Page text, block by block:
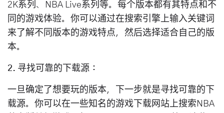
2K系列、NBA Live系列等。每个版本都有其特点和不
同的游戏体验。你可以通过在搜索引擎上输入关键词
来了解不同版本的游戏特点，然后选择适合自己的版
本。
2. 寻找可靠的下载源：
一旦确定了想要玩的版本，下一步就是寻找可靠的下
载源。你可以在一些知名的游戏下载网站上搜索NBA